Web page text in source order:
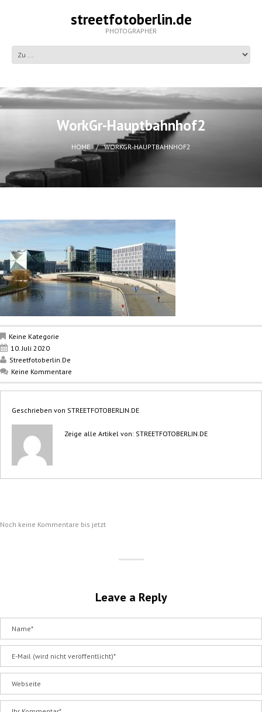
streetfotoberlin.de
PHOTOGRAPHER
WorkGr-Hauptbahnhof2
HOME WORKGR-HAUPTBAHNHOF2
Keine Kategorie
10. Juli 2020
Streetfotoberlin.de
Keine Kommentare
Geschrieben von STREETFOTOBERLIN.DE
Zeige alle Artikel von: STREETFOTOBERLIN.DE
Noch keine Kommentare bis jetzt
Leave a Reply